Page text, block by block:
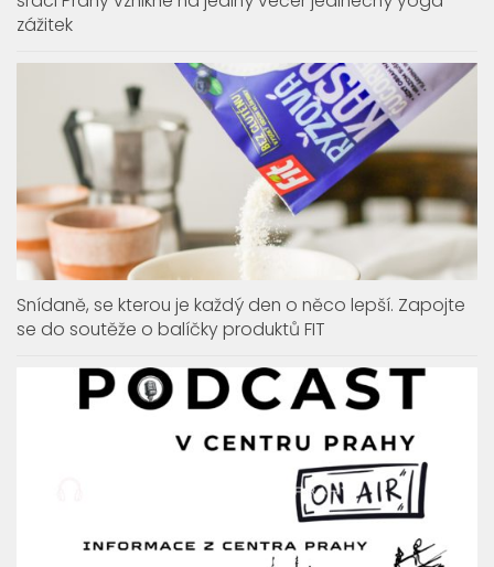
zážitek
Snídaně, se kterou je každý den o něco lepší. Zapojte
se do soutěže o balíčky produktů FIT